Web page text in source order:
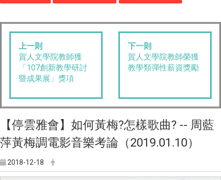
上一則
賀人文學院教師獲
「107創新教學研討
暨成果展」獎項
下一則
賀人文學院教師榮獲
教學類彈性薪資獎勵
【停雲雅會】如何黃梅?怎樣歌曲? -- 周藍
萍黃梅調電影音樂考論（2019.01.10）
2018-12-18